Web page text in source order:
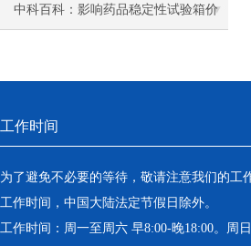
中科百科：影响药品稳定性试验箱价
工作时间
为了避免不必要的等待，敬请注意我们的工
工作时间，中国大陆法定节假日除外。
工作时间：周一至周六 早8:00-晚18:00。周